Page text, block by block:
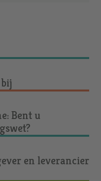
Bent u
en leverancier